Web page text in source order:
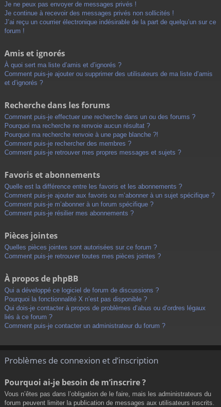
Je ne peux pas envoyer de messages privés !
Je continue à recevoir des messages privés non sollicités !
J’ai reçu un courrier électronique indésirable de la part de quelqu’un sur ce
forum !
Amis et ignorés
À quoi sert ma liste d’amis et d’ignorés ?
Comment puis-je ajouter ou supprimer des utilisateurs de ma liste d’amis
et d’ignorés ?
Recherche dans les forums
Comment puis-je effectuer une recherche dans un ou des forums ?
Pourquoi ma recherche ne renvoie aucun résultat ?
Pourquoi ma recherche renvoie à une page blanche ?!
Comment puis-je rechercher des membres ?
Comment puis-je retrouver mes propres messages et sujets ?
Favoris et abonnements
Quelle est la différence entre les favoris et les abonnements ?
Comment puis-je ajouter aux favoris ou m’abonner à un sujet spécifique ?
Comment puis-je m’abonner à un forum spécifique ?
Comment puis-je résilier mes abonnements ?
Pièces jointes
Quelles pièces jointes sont autorisées sur ce forum ?
Comment puis-je retrouver toutes mes pièces jointes ?
À propos de phpBB
Qui a développé ce logiciel de forum de discussions ?
Pourquoi la fonctionnalité X n’est pas disponible ?
Qui dois-je contacter à propos de problèmes d’abus ou d’ordres légaux
liés à ce forum ?
Comment puis-je contacter un administrateur du forum ?
Problèmes de connexion et d’inscription
Pourquoi ai-je besoin de m’inscrire ?
Vous n’êtes pas dans l’obligation de le faire, mais les administrateurs du
forum peuvent limiter la publication de messages aux utilisateurs inscrits.